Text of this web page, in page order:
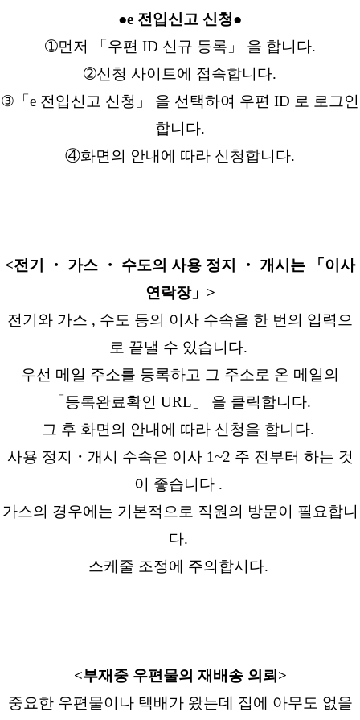
●e 전입신고 신청●
➀먼저 「우편 ID 신규 등록」 을 합니다.
➁신청 사이트에 접속합니다.
③「e 전입신고 신청」 을 선택하여 우편 ID 로 로그인
합니다.
④화면의 안내에 따라 신청합니다.
<전기 ・ 가스 ・ 수도의 사용 정지 ・ 개시는 「이사
연락장」>
전기와 가스 , 수도 등의 이사 수속을 한 번의 입력으
로 끝낼 수 있습니다.
우선 메일 주소를 등록하고 그 주소로 온 메일의
「등록완료확인 URL」 을 클릭합니다.
그 후 화면의 안내에 따라 신청을 합니다.
사용 정지・개시 수속은 이사 1~2 주 전부터 하는 것
이 좋습니다 .
가스의 경우에는 기본적으로 직원의 방문이 필요합니
다.
스케줄 조정에 주의합시다.
<부재중 우편물의 재배송 의뢰>
중요한 우편물이나 택배가 왔는데 집에 아무도 없을